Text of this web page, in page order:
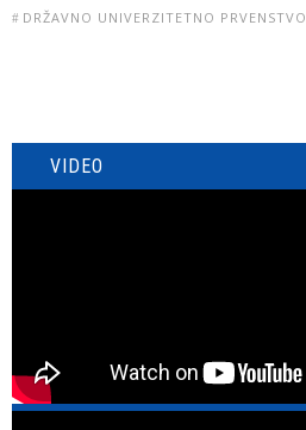
DRŽAVNO UNIVERZITETNO PRVENSTVO
VIDEO